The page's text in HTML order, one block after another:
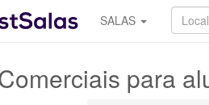
SALAS
para